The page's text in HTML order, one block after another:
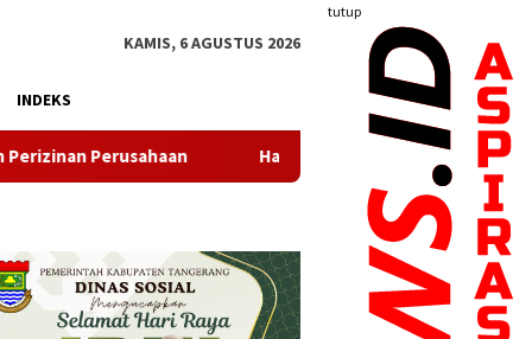
tutup
KAMIS, 6 AGUSTUS 2026
INDEKS
Hadirkan Sembako Terjangkau, Gerakan Pangan Murah di